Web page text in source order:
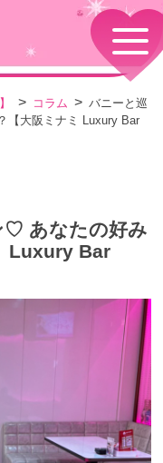
ある質問
TO JAPAN
コラム
バニーと巡
【大阪ミナミ Luxury Bar
♡ あなたの好み
Luxury Bar